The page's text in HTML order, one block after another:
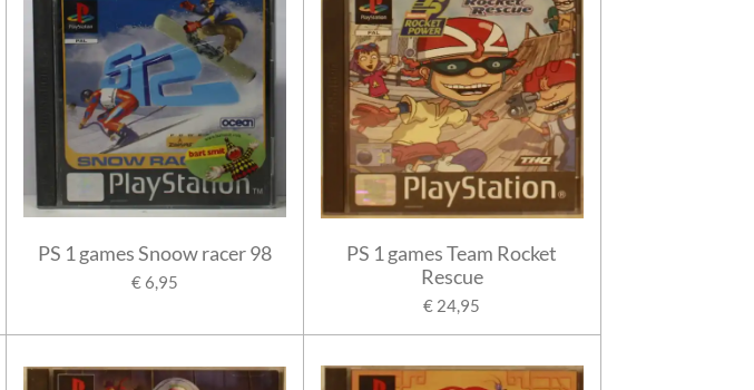
PS 1 games Snoow racer 98
€ 6,95
PS 1 games Team Rocket
Rescue
€ 24,95